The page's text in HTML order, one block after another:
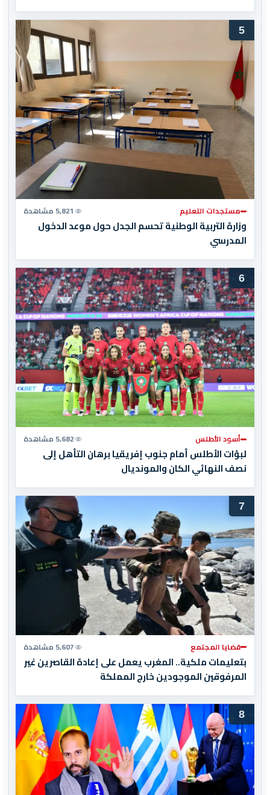
5
مستجدات التعليم 5,821 مشاهدة
وزارة التربية الوطنية تحسم الجدل حول موعد الدخول
المدرسي
6
أسود الأطلس 5,682 مشاهدة
لبؤات الأطلس أمام جنوب إفريقيا برهان التأهل إلى
نصف النهائي الكان والمونديال
7
قضايا المجتمع 5,607 مشاهدة
بتعليمات ملكية.. المغرب يعمل على إعادة القاصرين غير
المرفوقين الموجودين خارج المملكة
8